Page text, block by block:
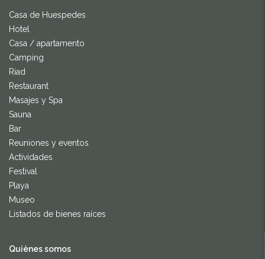
Casa de Huespedes
Hotel
Casa / apartamento
Camping
Riad
Restaurant
Masajes y Spa
Sauna
Bar
Reuniones y eventos
Actividades
Festival
Playa
Museo
Listados de bienes raíces
Quiènes somos